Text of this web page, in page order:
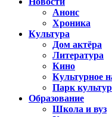
Анонс
Хроника
Культура
Дом актёра
Литература
Кино
Культурное
Парк
Образование
Школа и вуз